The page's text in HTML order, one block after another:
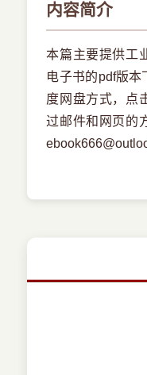
内容简介
本篇主要提供工
电子书的pdf版本
度网盘方式，点
过邮件和网页的